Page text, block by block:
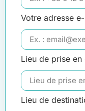
Votre adresse
Lieu de prise en
Lieu de